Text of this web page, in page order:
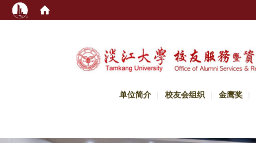
单位简介 校友会组织 金鹰奖